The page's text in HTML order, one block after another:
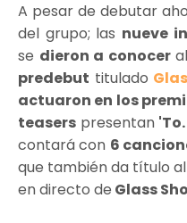
A pesar de debutar
del grupo; las nueve
se dieron a conocer
predebut titulado
actuaron en los
teasers presentan
contará con 6
que también da título
en directo de Glass